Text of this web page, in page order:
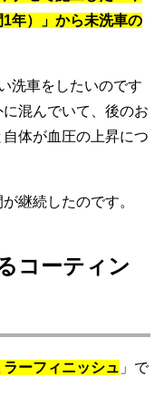
年）」から未洗車の
洗車をしたいのです
混んでいて、後のお
体が血圧の上昇につ
継続したのです。
コーティン
ラーフィニッシュ 」で